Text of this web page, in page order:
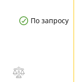
По запросу